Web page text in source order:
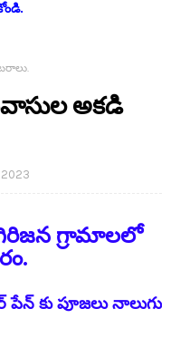
అకడి
2023
గ్రామాలలో
కు పూజలు నాలుగు